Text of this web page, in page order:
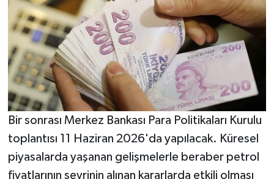
Bir sonrası Merkez Bankası Para Politikaları Kurulu
toplantısı 11 Haziran 2026'da yapılacak. Küresel
piyasalarda yaşanan gelişmelerle beraber petrol
fiyatlarının seyrinin alınan kararlarda etkili olması